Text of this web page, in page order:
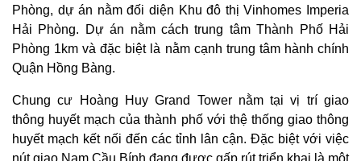
Phòng, dự án nằm đối diện Khu đô thị Vinhomes Imperia
Hải Phòng. Dự án nằm cách trung tâm Thành Phố Hải
Phòng 1km và đặc biệt là nằm cạnh trung tâm hành chính
Quận Hồng Bàng.
Chung cư Hoàng Huy Grand Tower nằm tại vị trí giao
thông huyết mạch của thành phố với thệ thống giao thông
huyết mạch kết nối đến các tỉnh lân cận. Đặc biệt với việc